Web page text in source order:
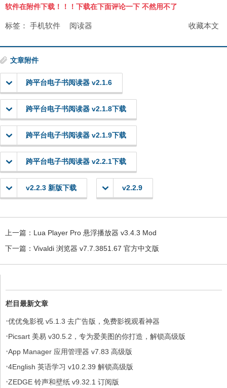
软件在附件下载！！！下载在下面评论一下 不然用不了
收藏本文
标签： 手机软件 阅读器
文章附件
跨平台电子书阅读器 v2.1.6
跨平台电子书阅读器 v2.1.8下载
跨平台电子书阅读器 v2.1.9下载
跨平台电子书阅读器 v2.2.1下载
v2.2.3 新版下载 v2.2.9
上一篇： Lua Player Pro 悬浮播放器 v3.4.3 Mod
下一篇： Vivaldi 浏览器 v7.7.3851.67 官方中文版
栏目最新文章
·优优兔影视 v5.1.3 去广告版，免费影视观看神器
·Picsart 美易 v30.5.2，专为爱美图的你打造，解锁高级版
·App Manager 应用管理器 v7.83 高级版
·4English 英语学习 v10.2.39 解锁高级版
·ZEDGE 铃声和壁纸 v9.32.1 订阅版